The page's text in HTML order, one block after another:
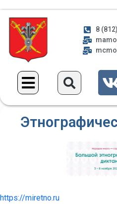
8
https://miretno.ru